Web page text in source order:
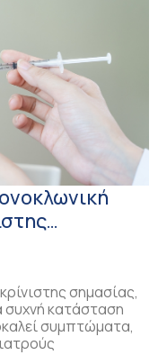
σημασίας,
συχνή κατάσταση
συμπτώματα,